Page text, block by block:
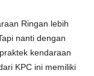
Ringan lebih
nanti dengan
kendaraan
KPC ini memiliki